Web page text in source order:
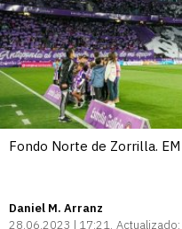
Fondo Norte de Zorrilla. EM
Daniel M. Arranz
28.06.2023 | 17:21 Actualizado: